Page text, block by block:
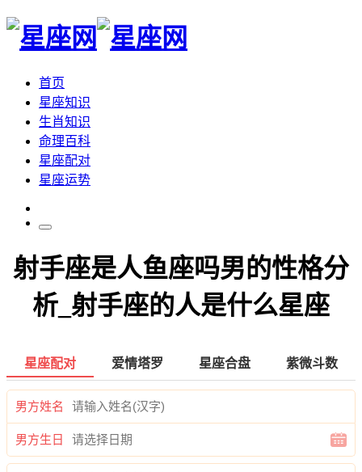
首页
星座知识
生肖知识
命理百科
星座配对
星座运势
射手座是人鱼座吗男的性格分
析_射手座的人是什么星座
星座配对 爱情塔罗 星座合盘 紫微斗数
男方姓名
男方生日